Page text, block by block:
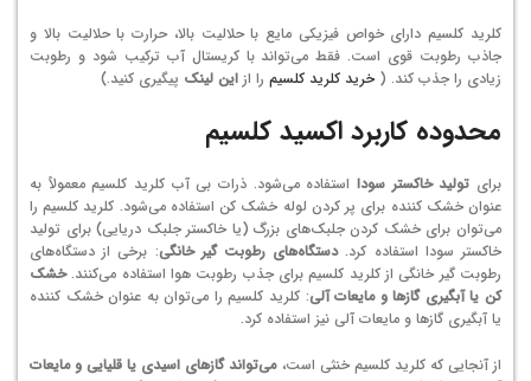
کلرید کلسیم دارای خواص فیزیکی مایع با حلالیت بالا، حرارت با حلالیت بالا و
جاذب رطوبت قوی است. فقط می‌تواند با کریستال آب ترکیب شود و رطوبت
زیادی را جذب کند. (خرید کلرید کلسیم را از این لینک پیگیری کنید.)
محدوده کاربرد اکسید کلسیم
برای تولید خاکستر سودا استفاده می‌شود. ذرات بی آب کلرید کلسیم معمولاً به
عنوان خشک کننده برای پر کردن لوله خشک کن استفاده می‌شود. کلرید کلسیم را
می‌توان برای خشک کردن جلبک‌های بزرگ (یا خاکستر جلبک دریایی) برای تولید
خاکستر سودا استفاده کرد.دستگاه‌های رطوبت گیر خانگی: برخی از دستگاه‌های
رطوبت گیر خانگی از کلرید کلسیم برای جذب رطوبت هوا استفاده می‌کنند.خشک
کن یا آبگیری گازها و مایعات آلی: کلرید کلسیم را می‌توان به عنوان خشک کننده
یا آبگیری گازها و مایعات آلی نیز استفاده کرد.
از آنجایی که کلرید کلسیم خنثی است،می‌تواند گازهای اسیدی یا قلیایی و مایعات